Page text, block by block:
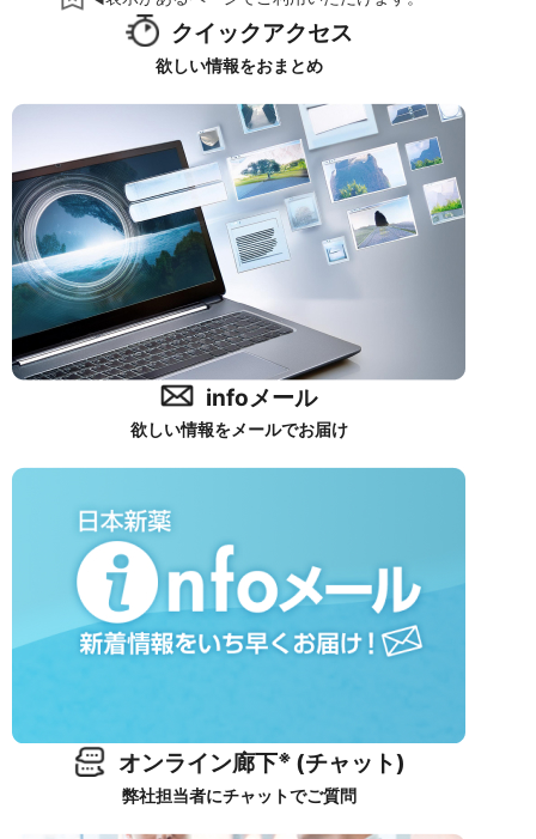
クイックアクセス
欲しい情報をおまとめ
infoメール
欲しい情報をメールでお届け
オンライン廊下※ (チャット)
弊社担当者にチャットでご質問